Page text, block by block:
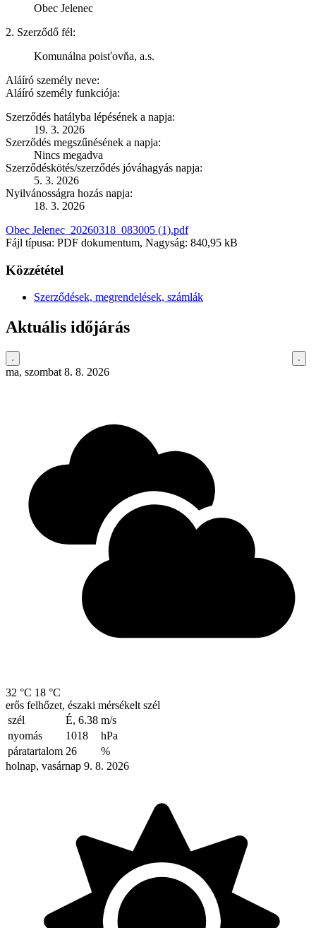
Obec Jelenec
2. Szerződő fél:
Komunálna poisťovňa, a.s.
Aláíró személy neve:
Aláíró személy funkciója:
Szerződés hatályba lépésének a napja:
19. 3. 2026
Szerződés megszűnésének a napja:
Nincs megadva
Szerződéskötés/szerződés jóváhagyás napja:
5. 3. 2026
Nyilvánosságra hozás napja:
18. 3. 2026
Obec Jelenec_20260318_083005 (1).pdf
Fájl típusa: PDF dokumentum, Nagyság: 840,95 kB
Közzététel
Szerződések, megrendelések, számlák
Aktuális időjárás
ma, szombat 8. 8. 2026
32 °C 18 °C
erős felhőzet, északi mérsékelt szél
szél
É, 6.38 m/s
nyomás
1018
hPa
páratartalom 26
%
holnap, vasárnap 9. 8. 2026